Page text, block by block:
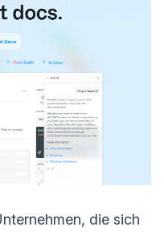
die sich